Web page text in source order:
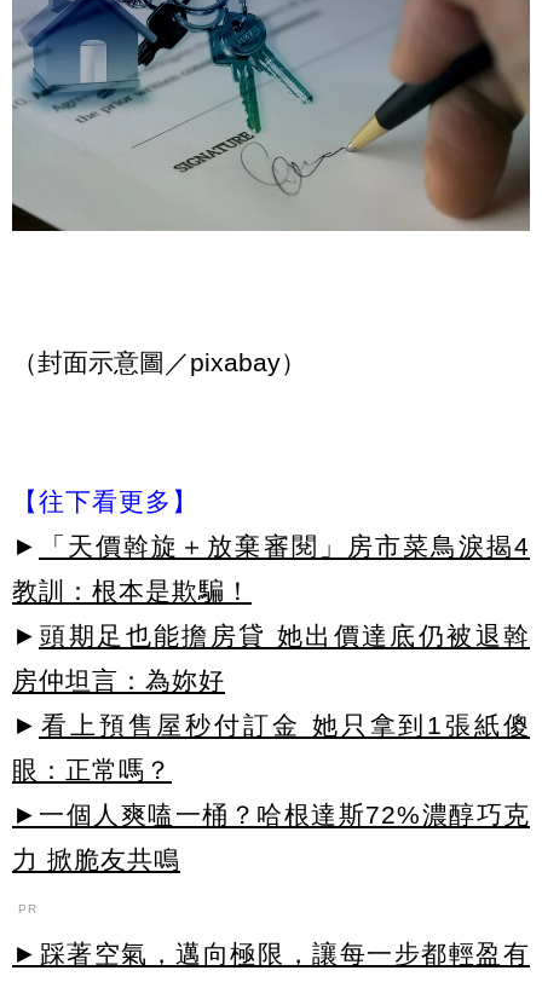
（封面示意圖／pixabay）
【往下看更多】
►
「天價斡旋＋放棄審閱」房市菜鳥淚揭4
教訓：根本是欺騙！
► 頭期足也能擔房貸 她出價達底仍被退斡
房仲坦言：為妳好
► 看上預售屋秒付訂金 她只拿到1張紙傻
眼：正常嗎？
►一個人爽嗑一桶？哈根達斯72%濃醇巧克
力 掀脆友共鳴
PR
►踩著空氣，邁向極限，讓每一步都輕盈有